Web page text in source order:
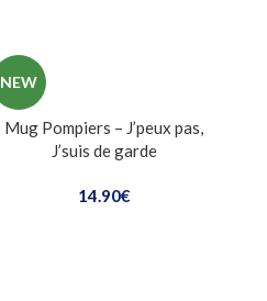
NEW
Mug Pompiers – J’peux pas,
J’suis de garde
14.90€